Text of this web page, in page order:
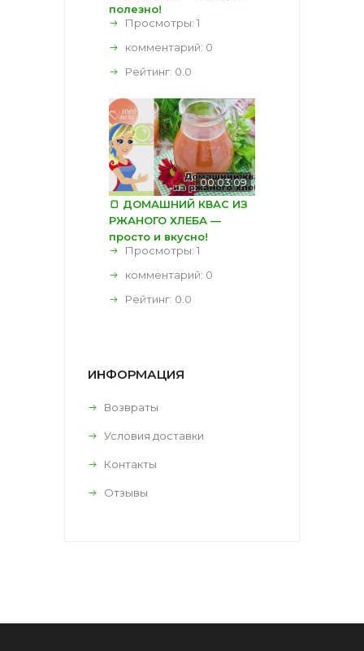
полезно!
Просмотры: 1
комментарий: 0
Рейтинг: 0.0
00:03:09
🍞 ДОМАШНИЙ КВАС ИЗ
РЖАНОГО ХЛЕБА —
просто и вкусно!
Просмотры: 1
комментарий: 0
Рейтинг: 0.0
ИНФОРМАЦИЯ
Возвраты
Условия доставки
Контакты
Отзывы